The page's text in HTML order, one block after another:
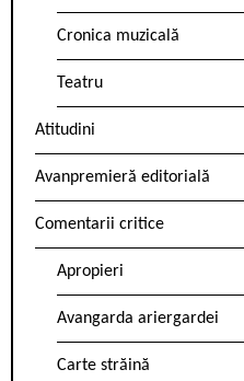
Cronica muzicală
Teatru
Atitudini
Avanpremieră editorială
Comentarii critice
Apropieri
Avangarda ariergardei
Carte străină